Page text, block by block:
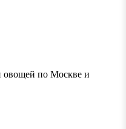
овощей по Москве и